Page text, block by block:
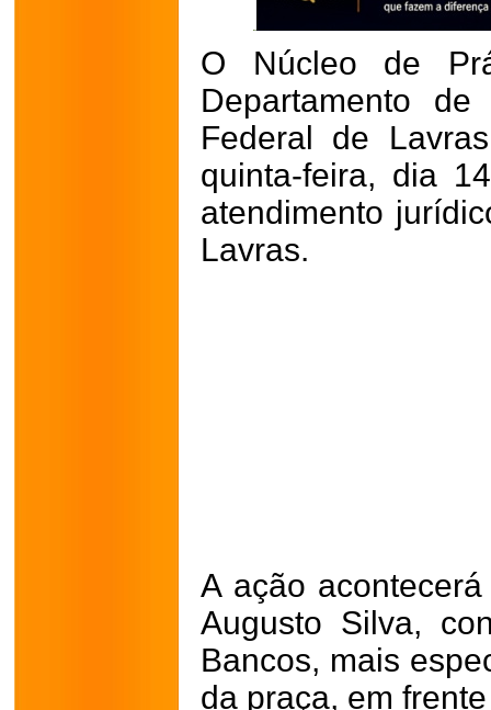
O Núcleo de
Departamento
Federal de
quinta-feira, dia
atendimento
Lavras.
A ação
Augusto Silva,
Bancos, mais
da praça, em